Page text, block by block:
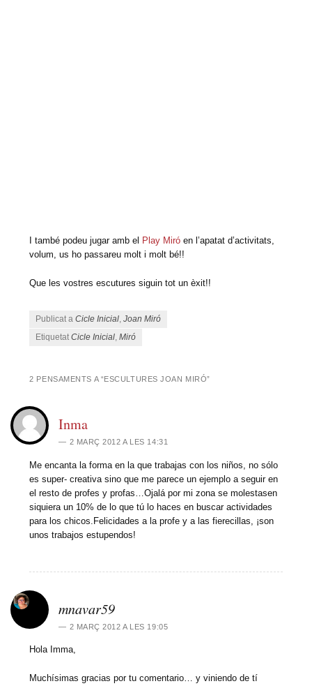
I també podeu jugar amb el Play Miró en l’apatat d’activitats,
volum, us ho passareu molt i molt bé!!
Que les vostres escutures siguin tot un èxit!!
Publicat aCicle Inicial ,Joan Miró
EtiquetatCicle Inicial ,Miró
2 PENSAMENTS A “ESCULTURES JOAN MIRÓ”
Inma
2 MARÇ 2012 A LES 14:31
Me encanta la forma en la que trabajas con los niños, no sólo
es super- creativa sino que me parece un ejemplo a seguir en
el resto de profes y profas…Ojalá por mi zona se molestasen
siquiera un 10% de lo que tú lo haces en buscar actividades
para los chicos.Felicidades a la profe y a las fierecillas, ¡son
unos trabajos estupendos!
mnavar59
2 MARÇ 2012 A LES 19:05
Hola Imma,
Muchísimas gracias por tu comentario… y viniendo de tí